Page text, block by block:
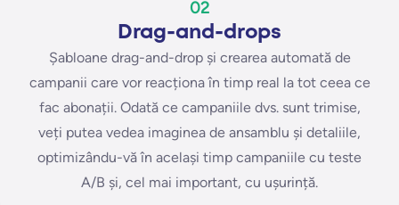
02
Drag-and-drops
Șabloane drag-and-drop și crearea automată de
campanii care vor reacționa în timp real la tot ceea ce
fac abonații. Odată ce campaniile dvs. sunt trimise,
veți putea vedea imaginea de ansamblu și detaliile,
optimizându-vă în același timp campaniile cu teste
A/B și, cel mai important, cu ușurință.